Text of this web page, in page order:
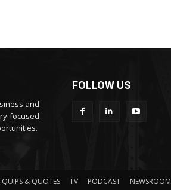
and
focused
FOLLOW US
QUIPS & QUOTES TV PODCAST NEWSROOM